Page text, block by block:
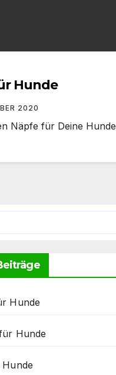
Hunde
2020
Näpfe für Deine Hunde
Hunde
Hunde